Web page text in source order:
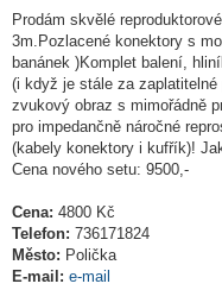
Prodám skvělé
3m.Pozlacené konektory s
banánek )Komplet balení,
(i když je stále za
zvukový obraz s mimořádně
pro impedančně náročné
(kabely konektory i kufřík)!
Cena nového setu: 9500,-
Cena: 4800 Kč
Telefon: 736171824
Město: Polička
E-mail: e-mail